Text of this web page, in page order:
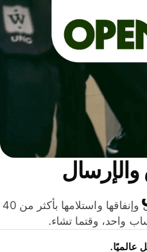
وفّر المال عند إرسال الأموال وإنفاقها واستلامها بأكثر من 40
وقتما تشاء.